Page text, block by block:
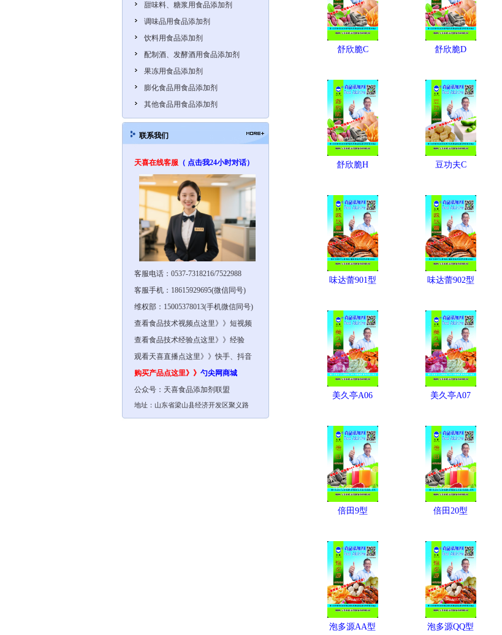
甜味料、糖浆用食品添加剂
调味品用食品添加剂
饮料用食品添加剂
配制酒、发酵酒用食品添加剂
果冻用食品添加剂
膨化食品用食品添加剂
其他食品用食品添加剂
联系我们
天喜在线客服 （ 点击我24小时对话）
客服电话：0537-7318216/7522988
客服手机：18615929695(微信同号)
维权部：15005378013(手机微信同号)
查看食品技术视频点这里》》短视频
查看食品技术经验点这里》》经验
观看天喜直播点这里》》快手、抖音
购买产品点这里》》 勺尖网商城
公众号： 天喜食品添加剂联盟
地址：山东省梁山县经济开发区聚义路
舒欣脆C 舒欣脆D
舒欣脆H 豆功夫C
味达蕾901型 味达蕾902型
美久亭A06 美久亭A07
倍田9型 倍田20型
泡多源AA型 泡多源QQ型